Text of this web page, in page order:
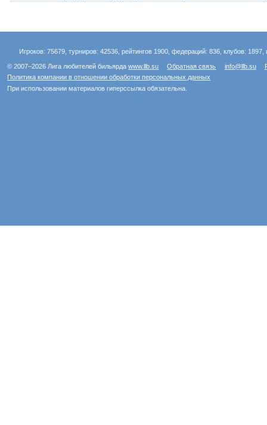
Игроков: 75679, турниров: 42536, рейтингов 1900, федераций: 836, клубов:
© 2007–2026 Лига любителей бильярдаwww.llb.su Обратная связь info@llb.su
Политика компании в отношении обработки персональных данных
При использовании материалов гиперссылка обязательна.